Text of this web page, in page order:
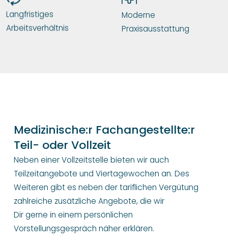
Langfristiges
Arbeitsverhältnis
Moderne
Praxisausstattung
Medizinische:r Fachangestellte:r
Teil- oder Vollzeit
Neben einer Vollzeitstelle bieten wir auch
Teilzeitangebote und Viertagewochen an. Des
Weiteren gibt es neben der tariflichen Vergütung
zahlreiche zusätzliche Angebote, die wir
Dir gerne in einem persönlichen
Vorstellungsgespräch näher erklären.